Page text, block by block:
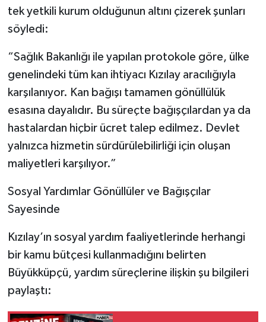
tek yetkili kurum olduğunun altını çizerek şunları
söyledi:
“Sağlık Bakanlığı ile yapılan protokole göre, ülke
genelindeki tüm kan ihtiyacı Kızılay aracılığıyla
karşılanıyor. Kan bağışı tamamen gönüllülük
esasına dayalıdır. Bu süreçte bağışçılardan ya da
hastalardan hiçbir ücret talep edilmez. Devlet
yalnızca hizmetin sürdürülebilirliği için oluşan
maliyetleri karşılıyor.”
Sosyal Yardımlar Gönüllüler ve Bağışçılar
Sayesinde
Kızılay’ın sosyal yardım faaliyetlerinde herhangi
bir kamu bütçesi kullanmadığını belirten
Büyükküpçü, yardım süreçlerine ilişkin şu bilgileri
paylaştı: